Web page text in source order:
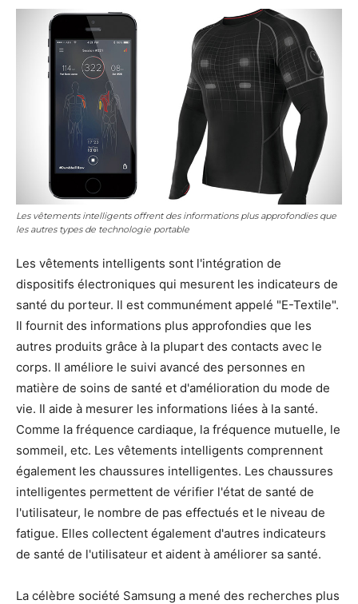
Les vêtements intelligents offrent des informations plus approfondies que
les autres types de technologie portable
Les vêtements intelligents sont l'intégration de
dispositifs électroniques qui mesurent les indicateurs de
santé du porteur. Il est communément appelé "E-Textile".
Il fournit des informations plus approfondies que les
autres produits grâce à la plupart des contacts avec le
corps. Il améliore le suivi avancé des personnes en
matière de soins de santé et d'amélioration du mode de
vie. Il aide à mesurer les informations liées à la santé.
Comme la fréquence cardiaque, la fréquence mutuelle, le
sommeil, etc. Les vêtements intelligents comprennent
également les chaussures intelligentes. Les chaussures
intelligentes permettent de vérifier l'état de santé de
l'utilisateur, le nombre de pas effectués et le niveau de
fatigue. Elles collectent également d'autres indicateurs
de santé de l'utilisateur et aident à améliorer sa santé.
La célèbre société Samsung a mené des recherches plus